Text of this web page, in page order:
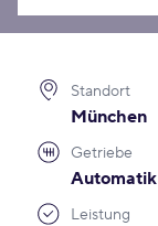
Standort
München
Getriebe
Automatik
Leistung